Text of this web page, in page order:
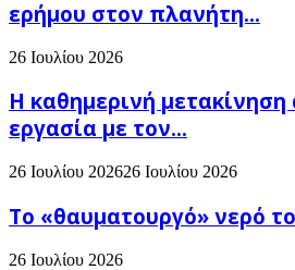
ερήμου στον πλανήτη...
26 Ιουλίου 2026
H καθημερινή
εργασία με τον...
26 Ιουλίου 202626 Ιουλίου 2026
Το «θαυματουργό» νερό
26 Ιουλίου 2026